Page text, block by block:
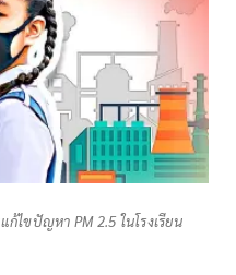
ไขปัญหา PM 2.5 ในโรงเรียน